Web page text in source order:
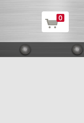
0